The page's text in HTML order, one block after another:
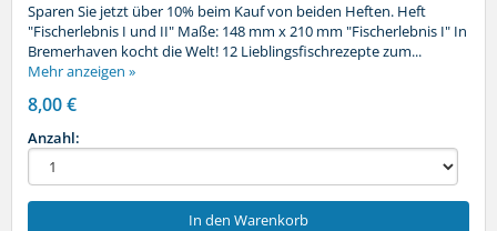
Sparen Sie jetzt über 10% beim Kauf von beiden Heften. Heft
"Fischerlebnis I und II" Maße: 148 mm x 210 mm "Fischerlebnis I" In
Bremerhaven kocht die Welt! 12 Lieblingsfischrezepte zum...
Mehr anzeigen »
8,00 €
Anzahl:
In den Warenkorb